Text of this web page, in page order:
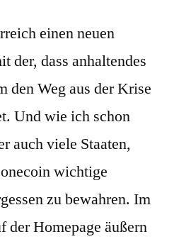
einen neuen
der, dass anhaltendes
den Weg aus der Krise
Und wie ich schon
auch viele Staaten,
wichtige
zu bewahren. Im
der Homepage äußern